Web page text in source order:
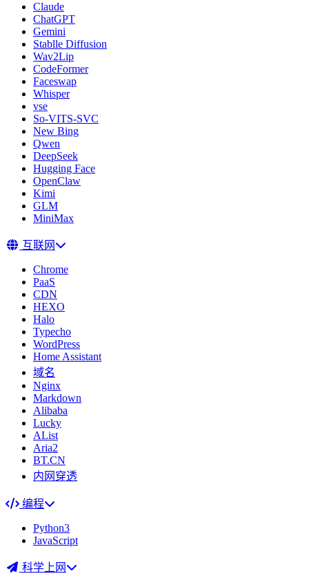
Claude
ChatGPT
Gemini
Stablle Diffusion
Wav2Lip
CodeFormer
Faceswap
Whisper
vse
So-VITS-SVC
New Bing
Qwen
DeepSeek
Hugging Face
OpenClaw
Kimi
GLM
MiniMax
互联网
Chrome
PaaS
CDN
HEXO
Halo
Typecho
WordPress
Home Assistant
域名
Nginx
Markdown
Alibaba
Lucky
AList
Aria2
BT.CN
内网穿透
编程
Python3
JavaScript
科学上网